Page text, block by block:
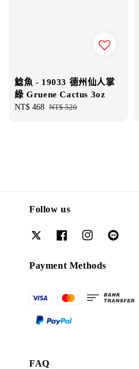
鯰魚 - 19033 德州仙人掌
綠 Gruene Cactus 3oz
Sale
NT$ 468 Regular
NT$ 520
Follow us
Payment Methods
FAQ